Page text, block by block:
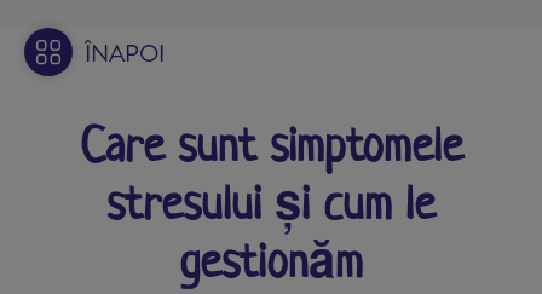
ÎNAPOI
Care sunt simptomele
stresului și cum le
gestionăm